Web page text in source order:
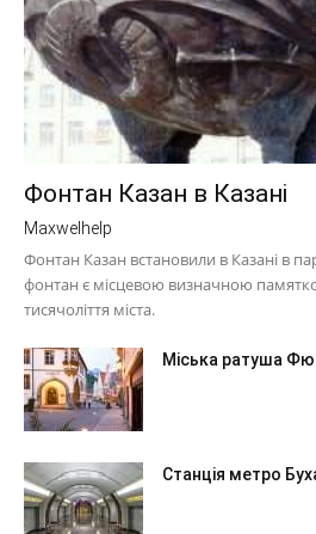
Фонтан Казан в Казані
Maxwelhelp
Фонтан Казан встановили в Казані в
фонтан є місцевою визначною
тисячоліття міста.
Міська ратуша
Станція метро